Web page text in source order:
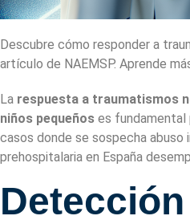
Descubre cómo responder a
artículo de NAEMSP. Aprende
La respuesta a traumatismos
niños pequeños es fundamental
casos donde se sospecha
prehospitalaria en España